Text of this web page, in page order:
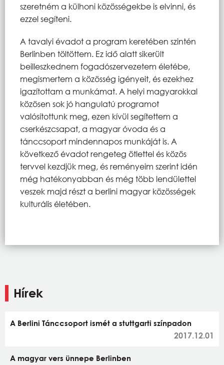
szeretném a külhoni közösségekbe is elvinni, és
ezzel segíteni.
A tavalyi évadot a program keretében szintén
Berlinben töltöttem. Ez idő alatt sikerült
beilleszkednem fogadószervezetem életébe,
megismertem a közösség igényeit, és ezekhez
igazítottam a munkámat. A helyi magyarokkal
közösen sok jó hangulatú programot
valósítottunk meg, ezen kívül segítettem a
cserkészcsapat, a magyar óvoda és a
tánccsoport mindennapos munkáját is. A
következő évadot rengeteg ötlettel és közös
tervvel kezdjük meg, és reményeim szerint idén
még hatékonyabban és még több lendülettel
veszek majd részt a berlini magyar közösségek
kulturális életében.
Hírek
A Berlini Tánccsoport ismét a stuttgarti színpadon
2017.12.01
A magyar vers ünnepe Berlinben